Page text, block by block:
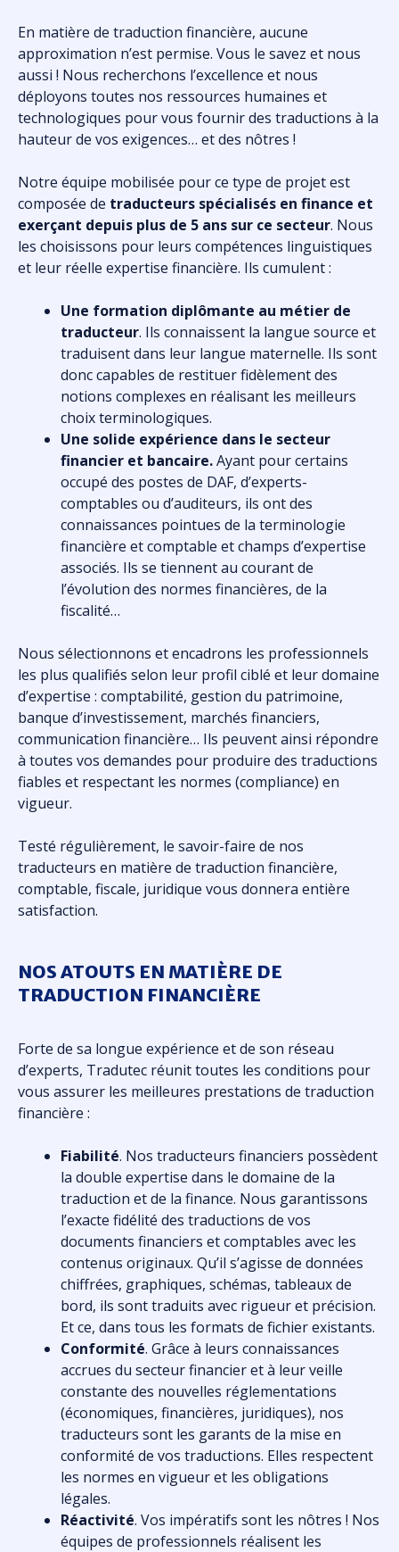
En matière de traduction financière, aucune
approximation n’est permise. Vous le savez et nous
aussi ! Nous recherchons l’excellence et nous
déployons toutes nos ressources humaines et
technologiques pour vous fournir des traductions à la
hauteur de vos exigences… et des nôtres !
Notre équipe mobilisée pour ce type de projet est
composée de traducteurs spécialisés en finance et
exerçant depuis plus de 5 ans sur ce secteur. Nous
les choisissons pour leurs compétences linguistiques
et leur réelle expertise financière. Ils cumulent :
Une formation diplômante au métier de
traducteur. Ils connaissent la langue source et
traduisent dans leur langue maternelle. Ils sont
donc capables de restituer fidèlement des
notions complexes en réalisant les meilleurs
choix terminologiques.
Une solide expérience dans le secteur
financier et bancaire.Ayant pour certains
occupé des postes de DAF, d’experts-
comptables ou d’auditeurs, ils ont des
connaissances pointues de la terminologie
financière et comptable et champs d’expertise
associés. Ils se tiennent au courant de
l’évolution des normes financières, de la
fiscalité…
Nous sélectionnons et encadrons les professionnels
les plus qualifiés selon leur profil ciblé et leur domaine
d’expertise : comptabilité, gestion du patrimoine,
banque d’investissement, marchés financiers,
communication financière… Ils peuvent ainsi répondre
à toutes vos demandes pour produire des traductions
fiables et respectant les normes (compliance) en
vigueur.
Testé régulièrement, le savoir-faire de nos
traducteurs en matière de traduction financière,
comptable, fiscale, juridique vous donnera entière
satisfaction.
NOS ATOUTS EN MATIÈRE DE
TRADUCTION FINANCIÈRE
Forte de sa longue expérience et de son réseau
d’experts, Tradutec réunit toutes les conditions pour
vous assurer les meilleures prestations de traduction
financière :
Fiabilité. Nos traducteurs financiers possèdent
la double expertise dans le domaine de la
traduction et de la finance. Nous garantissons
l’exacte fidélité des traductions de vos
documents financiers et comptables avec les
contenus originaux. Qu’il s’agisse de données
chiffrées, graphiques, schémas, tableaux de
bord, ils sont traduits avec rigueur et précision.
Et ce, dans tous les formats de fichier existants.
Conformité. Grâce à leurs connaissances
accrues du secteur financier et à leur veille
constante des nouvelles réglementations
(économiques, financières, juridiques), nos
traducteurs sont les garants de la mise en
conformité de vos traductions. Elles respectent
les normes en vigueur et les obligations
légales.
Réactivité. Vos impératifs sont les nôtres ! Nos
équipes de professionnels réalisent les